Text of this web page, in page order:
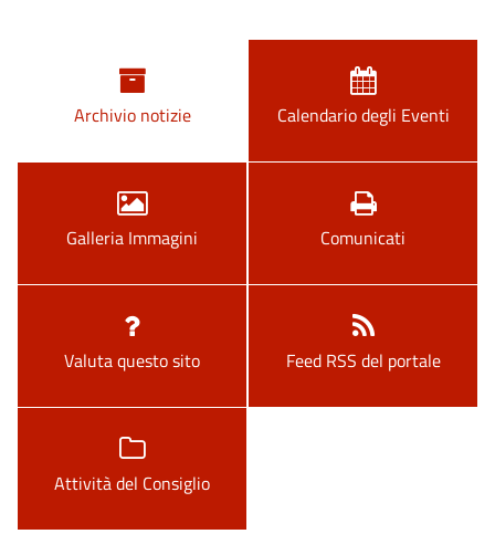
Archivio notizie Calendario degli Eventi
Galleria Immagini Comunicati
Valuta questo sito Feed RSS del portale
Attività del Consiglio